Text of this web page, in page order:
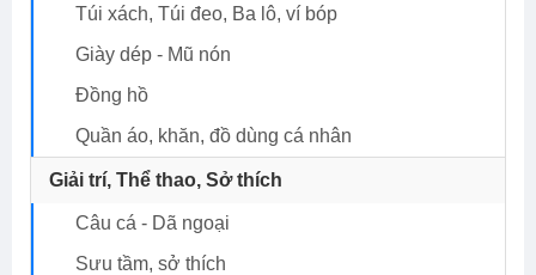
Túi xách, Túi đeo, Ba lô, ví bóp
Giày dép - Mũ nón
Đồng hồ
Quần áo, khăn, đồ dùng cá nhân
Giải trí, Thể thao, Sở thích
Câu cá - Dã ngoại
Sưu tầm, sở thích